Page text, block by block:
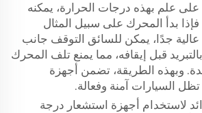
علم بهذه درجات الحرارة، يمكنه
بدأ المحرك على سبيل المثال
جدًا، يمكن للسائق التوقف جانب
قبل إيقافه، مما يمنع تلف المحرك
وبهذه الطريقة، تضمن أجهزة
السيارات آمنة وفعالة.
لاستخدام أجهزة استشعار درجة